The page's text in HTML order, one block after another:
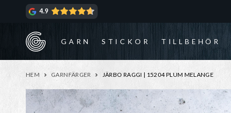
4.9
GARN STICKOR TILLBEHÖR
HEM GARNFÄRGER JÄRBO RAGGI | 15204 PLUM MELANGE